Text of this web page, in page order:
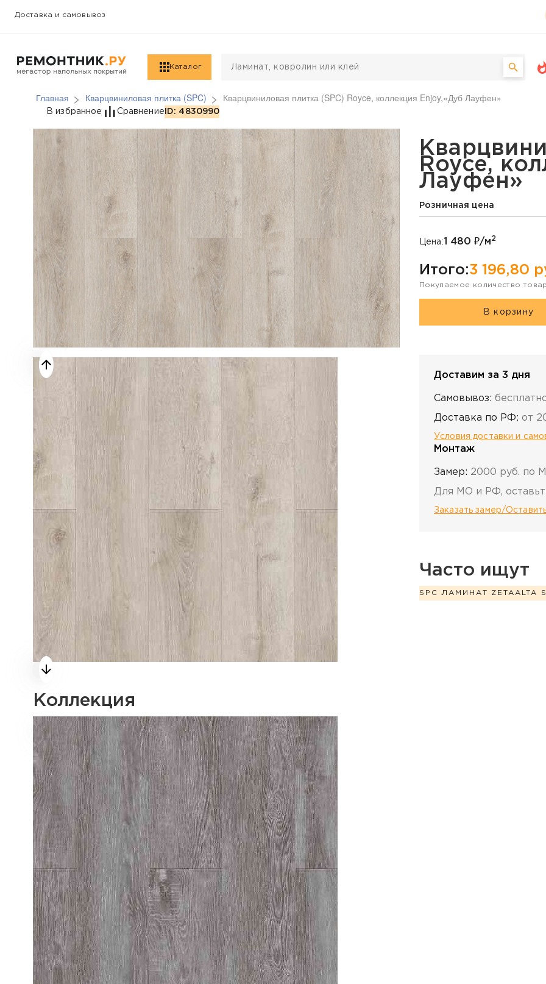
Доставка и самовывоз
Каталог
Главная Кварцвиниловая плитка (SPC) Кварцвиниловая плитка (SPC) Royce, коллекция Enjoy,«Дуб Лауфен»
Кварцвиниловая плитка (SPC) Royce,
В избранное Сравнение ID: 4830990
Коллекция
Royce,
Лауфен»
Розничная цена
Цена:1 480 ₽/м2
Итого:3 196,80
Покупаемое количество
В корзину
Доставим за 3 дня
Самовывоз:
Доставка по РФ: от
Условия доставки и
Монтаж
Замер: 2000 руб. по
Для МО и РФ,
Заказать замер/
Часто ищут
SPC ЛАМИНАТ ZETA ALTA